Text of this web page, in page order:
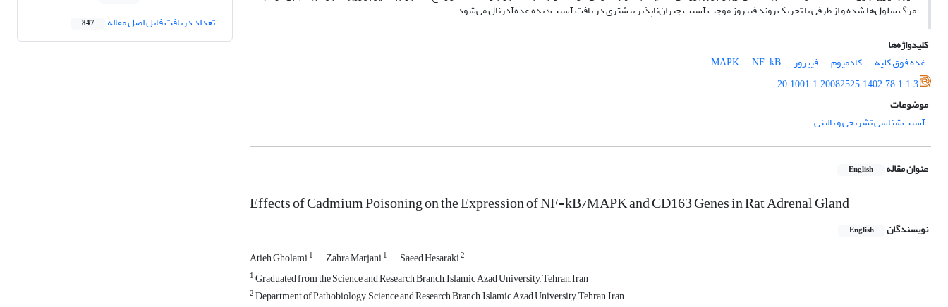
مرگ سلول‌ها شده و از طرفی با تحریک روند فیبروز موجب آسیب جبران‌ناپذیر بیشتری در بافت آسیب‌دیده غده‌آدرنال می‌شود.
کلیدواژه‌ها
غده فوق کلیه
کادمیوم فیبروز MAPK
NF-kB
20.1001.1.20082525.1402.78.1.1.3
موضوعات
آسیب‌شناسی تشریحی و بالینی
عنوان مقاله English
Effects of Cadmium Poisoning on the Expression of NF-kB/MAPK and CD163 Genes in Rat Adrenal Gland
نویسندگان English
Atieh Gholami1 Zahra Marjani1 Saeed Hesaraki2
1Graduated from the Science and Research Branch, Islamic Azad University, Tehran, Iran
2Department of Pathobiology, Science and Research Branch, Islamic Azad University, Tehran, Iran
تعداد دریافت فایل اصل مقاله 847